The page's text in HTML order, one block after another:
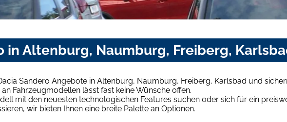
in Altenburg, Naumburg, Freiberg,
Sandero Angebote in Altenburg, Naumburg, Freiberg, Karlsbad und
Fahrzeugmodellen lässt fast keine Wünsche offen.
mit den neuesten technologischen Features suchen oder sich für ein
wir bieten Ihnen eine breite Palette an Optionen.